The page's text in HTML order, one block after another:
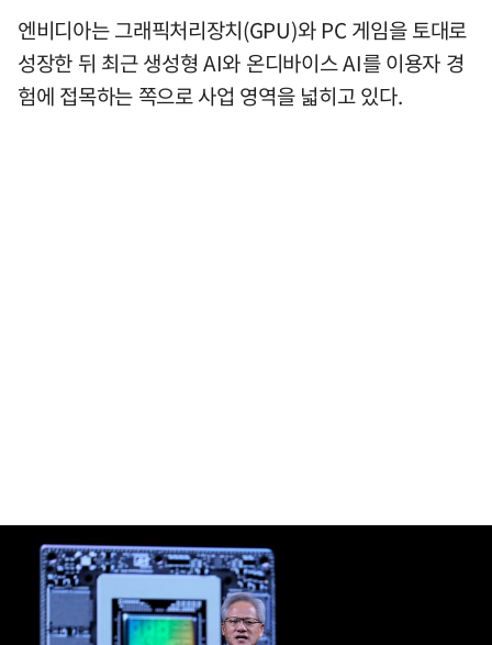
엔비디아는 그래픽처리장치(GPU)와 PC 게임을 토대로
성장한 뒤 최근 생성형 AI와 온디바이스 AI를 이용자 경
험에 접목하는 쪽으로 사업 영역을 넓히고 있다.